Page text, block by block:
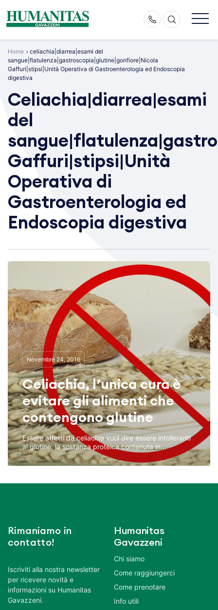
content
Home » celiachia|diarrea|esami del
sangue|flatulenza|gastroscopia|glutine|gonfiore|Nicola
Gaffuri|stipsi|Unità Operativa di Gastroenterologia ed Endoscopia
digestiva
Celiachia|diarrea|esami
del
Gaffuri|stipsi|Unità
Operativa di
Gastroenterologia ed
Endoscopia digestiva
Novembre 24, 2016
Celiachia, l’unica cura è
evitare gli alimenti che
contengono glutine
Essere affetti da celiachia vuol dire essere intolleranti
al glutine, la sostanza proteica contenuta in...
Rimaniamo in
contatto!
Iscriviti alla nostra newsletter
per ricevere novità e
informazioni su Humanitas
Gavazzeni.
Humanitas
Gavazzeni
Chi siamo
Come raggiungerci
Come prenotare
Info utili